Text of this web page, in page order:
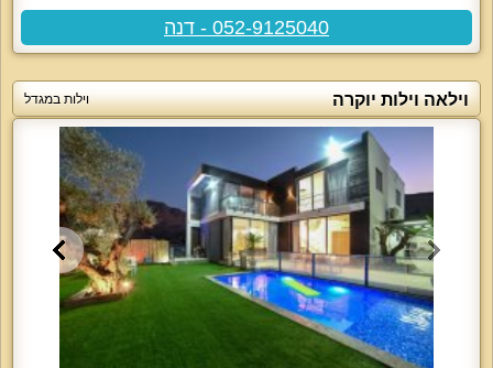
052-9125040 - דנה
וילאה וילות יוקרה וילות במגדל